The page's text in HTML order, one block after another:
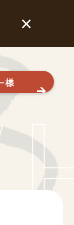
×
様